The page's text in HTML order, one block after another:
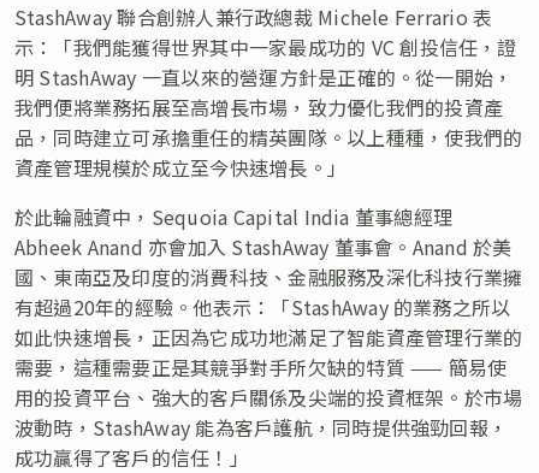
StashAway 聯合創辦人兼行政總裁 Michele Ferrario 表
示：「我們能獲得世界其中一家最成功的 VC 創投信任，證
明 StashAway 一直以來的營運方針是正確的。從一開始，
我們便將業務拓展至高增長市場，致力優化我們的投資產
品，同時建立可承擔重任的精英團隊。以上種種，使我們的
資產管理規模於成立至今快速增長。」
於此輪融資中，Sequoia Capital India 董事總經理
Abheek Anand 亦會加入 StashAway 董事會。Anand 於美
國、東南亞及印度的消費科技、金融服務及深化科技行業擁
有超過20年的經驗。他表示：「StashAway 的業務之所以
如此快速增長，正因為它成功地滿足了智能資產管理行業的
需要，這種需要正是其競爭對手所欠缺的特質 —— 簡易使
用的投資平台、強大的客戶關係及尖端的投資框架。於市場
波動時，StashAway 能為客戶護航，同時提供強勁回報，
成功贏得了客戶的信任！」